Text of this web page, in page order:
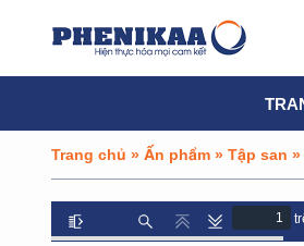
Trang chủ » Ấn phẩm » Tập san »